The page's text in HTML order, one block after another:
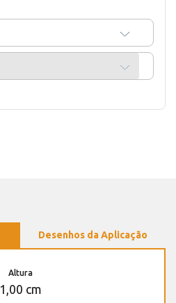
Desenhos da Aplicação
Altura
1,00 cm